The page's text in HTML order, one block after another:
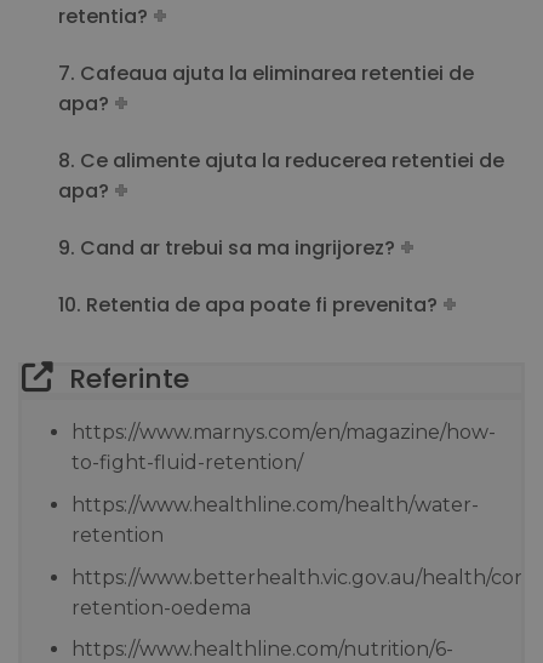
retentia?
7. Cafeaua ajuta la eliminarea retentiei de
apa?
8. Ce alimente ajuta la reducerea retentiei de
apa?
9. Cand ar trebui sa ma ingrijorez?
10. Retentia de apa poate fi prevenita?
Referinte
https://www.marnys.com/en/magazine/how-
to-fight-fluid-retention/
https://www.healthline.com/health/water-
retention
https://www.betterhealth.vic.gov.au/health/
retention-oedema
https://www.healthline.com/nutrition/6-